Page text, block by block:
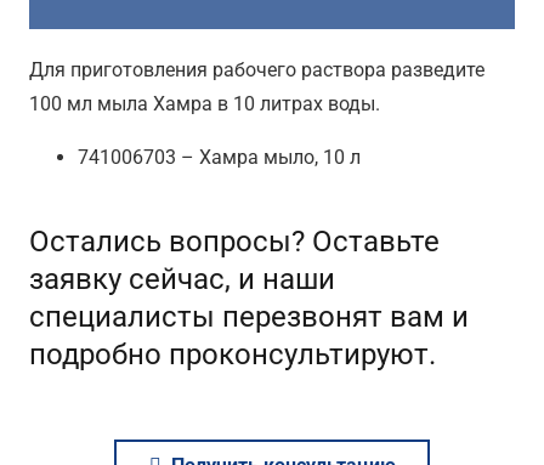
Для приготовления рабочего раствора разведите
100 мл мыла Хамра в 10 литрах воды.
741006703 – Хамра мыло, 10 л
Остались вопросы? Оставьте
заявку сейчас, и наши
специалисты перезвонят вам и
подробно проконсультируют.